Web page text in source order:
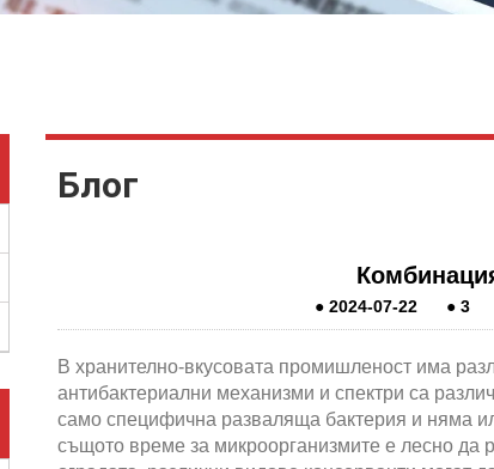
Блог
● 2024-07-22 ● 3
В хранително-вкусовата промишленост има
антибактериални механизми и спектри са
само специфична разваляща бактерия и няма
същото време за микроорганизмите е лесно да